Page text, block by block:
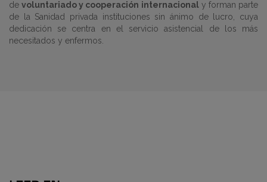
devoluntariado y cooperación internacionaly forman parte
de la Sanidad privada instituciones sin ánimo de lucro, cuya
dedicación se centra en el servicio asistencial de los más
necesitados y enfermos.